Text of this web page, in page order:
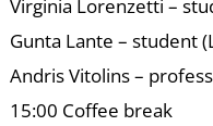
Virginia Lorenzetti –
Gunta Lante – student
Andris Vitolins –
15:00 Coffee break